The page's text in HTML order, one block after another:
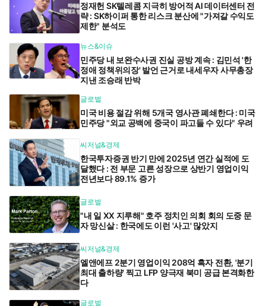
정재헌 SK텔레콤 지극히 방어적 AI 데이터센터 전
략 : SK하이퍼 통한 리스크 분산에 "가져갈 수익도
제한" 분석도
뉴스&이슈
민주당 내 보완수사권 진실 공방 계속 : 김민석 '한
정애 정책위의장' 발언 근거로 내세우자 사무총장
지낸 조승래 반박
글로벌
미국 비용 절감 위해 5개국 영사관 폐쇄한다 : 미국
민주당 "외교 공백에 중국이 파고들 수 있다" 우려
씨저널&경제
한국투자증권 반기 만에 2025년 연간 실적에 도
달했다 : 전 부문 고른 성장으로 상반기 영업이익
전년보다 89.1% 증가
글로벌
"내 일 XX 지루해" 호주 정치인 의회 회의 도중 문
자 망신살 : 한국에도 이런 '사고' 많았지
씨저널&경제
엘앤에프 2분기 영업이익 208억 흑자 전환, '분기
최대 출하량' 찍고 LFP 양극재 북미 공급 본격화한
다
글로벌